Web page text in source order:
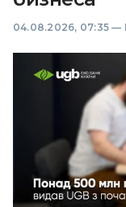
04.08.2026, 07:35 —